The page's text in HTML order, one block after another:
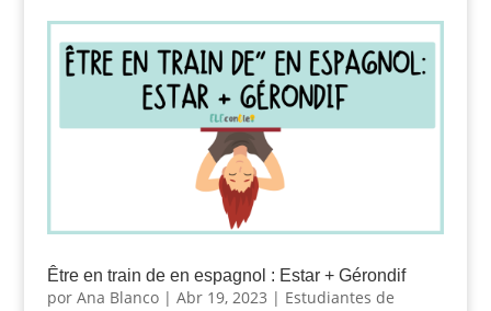
Être en train de en espagnol : Estar + Gérondif
por Ana Blanco| Abr 19, 2023 | Estudiantes de